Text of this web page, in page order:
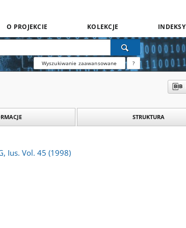
O PROJEKCIE KOLEKCJE INDEKSY
Wyszukiwanie zaawansowane ?
STRUKTURA
Ius. Vol. 45 (1998)